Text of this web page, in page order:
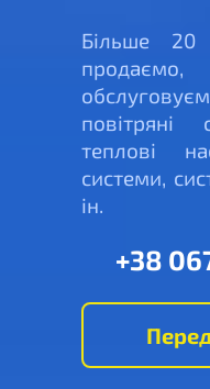
Більше 20
продаємо,
повітряні
теплові
системи,
ін.
+38